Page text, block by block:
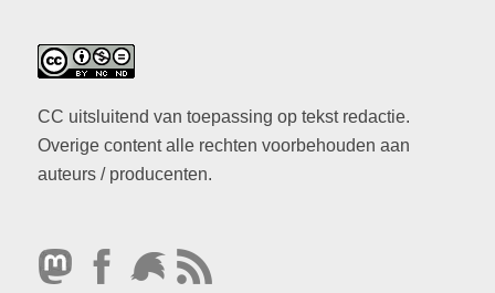
CC uitsluitend van toepassing op tekst redactie.
Overige content alle rechten voorbehouden aan
auteurs / producenten.